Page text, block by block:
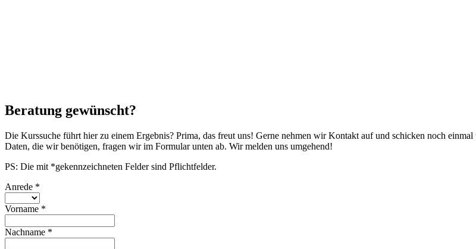
Beratung gewünscht?
Die Kurssuche führt hier zu einem Ergebnis? Prima, das freut uns! Gerne nehmen wir Kontakt auf und schicken noch
Daten, die wir benötigen, fragen wir im Formular unten ab. Wir melden uns umgehend!
PS: Die mit *gekennzeichneten Felder sind Pflichtfelder.
Anrede *
Vorname *
Nachname *